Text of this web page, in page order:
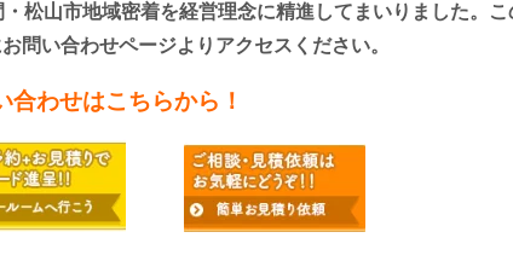
松山市地域密着を経営理念に精進してまいりました。
問い合わせページよりアクセスください。
合わせはこちらから！